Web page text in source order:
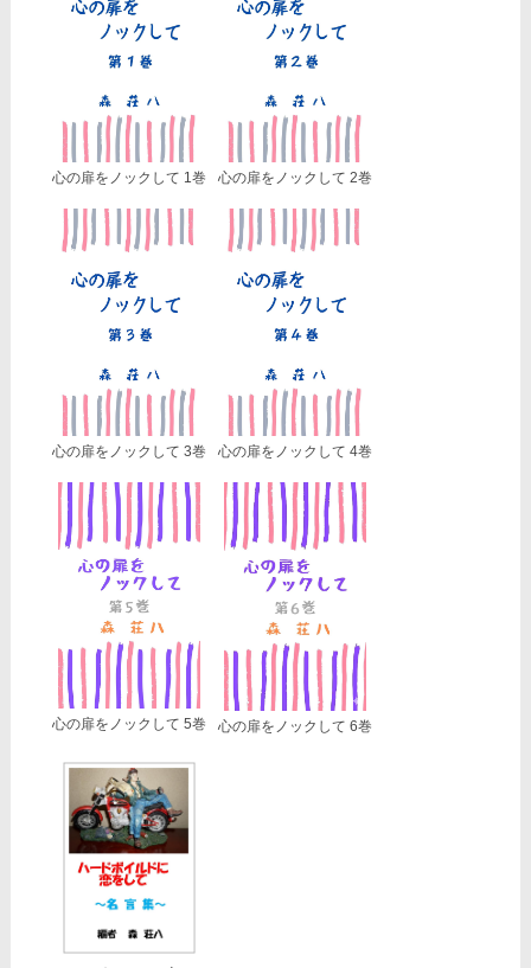
心の扉をノックして 1巻 心の扉をノックして 2巻
心の扉をノックして 3巻 心の扉をノックして 4巻
心の扉をノックして 5巻 心の扉をノックして 6巻